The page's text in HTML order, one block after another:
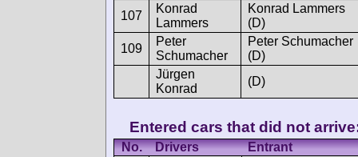
107
Konrad
Lammers
Konrad Lammers
(D)
109
Peter
Schumacher
Peter Schumacher
(D)
Jürgen
Konrad
(D)
Entered cars that did not
No. Drivers
Entrant